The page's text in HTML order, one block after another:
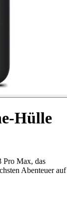
Hülle
Pro Max, das
Abenteuer auf